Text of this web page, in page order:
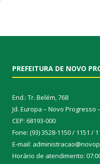
PREFEITURA DE NOVO
End.: Tr. Belém, 768
Jd. Europa – Novo Progresso
CEP: 68193-000
Fone: (93) 3528-1150 / 1151 /
E-mail:
Horário de atendimento: